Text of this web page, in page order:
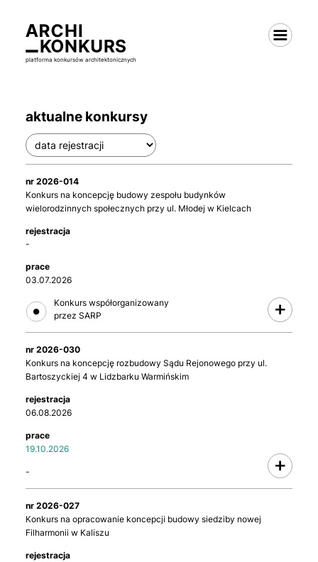
platforma konkursów architektonicznych
aktualne konkursy
2026-014
Konkurs na koncepcję budowy zespołu budynków
wielorodzinnych społecznych przy ul. Młodej w Kielcach
-
03.07.2026
2026-030
Konkurs na koncepcję rozbudowy Sądu Rejonowego przy ul.
Bartoszyckiej 4 w Lidzbarku Warmińskim
-
06.08.2026
19.10.2026
2026-027
Konkurs na opracowanie koncepcji budowy siedziby nowej
Filharmonii w Kaliszu